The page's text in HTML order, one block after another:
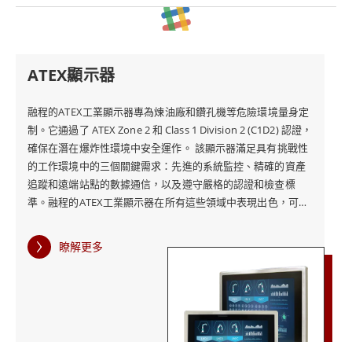
100 x 100 mm 安裝，方便在操作位置輕鬆安裝。它與搖
臂安裝套件相容，還支援後部安裝，可安裝在面板或控制
融程顯示器專為承受惡劣條件而設計，並具有全面的 IP65
防塵防水保護。它符合抗振動和惡劣環境因素的 MIL-STD-
810F 標準。此外，該顯示器還包括用於 I/O 連接埠的防水
M12 連接器，確保在潮濕和灰塵環境中提供最大程度的保
護。
總之，融程的ATEX等級顯示器對於在危險環境中運作的產
業至關重要。它們的先進功能提供了可靠的性能和安全
性，滿足了對能夠承受極端條件、同時提供即時監控和控
ATEX顯示器
融程的ATEX工業顯示器專為煉油廠和鑽孔機等危險環境量身定
制。它通過了 ATEX Zone 2 和 Class 1 Division 2 (C1D2) 認證，
確保在潛在爆炸性環境中安全運作。 該顯示器滿足具有挑戰性
的工作環境中的三個關鍵需求：先進的系統監控、精確的資產
追蹤和遠端站點的數據通信，以及遵守嚴格的認證和檢查標
準。融程的ATEX工業顯示器在所有這些領域中表現出色，可提
劣條件。 其 Class 1 Division 2 (C1D2) 認證使其適合遠端位
置，從而能夠收集石油勘探和運輸等應用的敏感資料。融程的
運算解決方案部署在煉油和石化環境中，顯著提高了許多公司
的生產力、安全性和效率。 借助融程的ATEX顯示器，煉油廠可
以更好地控制流程、降低營運成本並提高獲利能力。這一一體
化解決方案包括硬體、軟體、專案管理
瞭解更多